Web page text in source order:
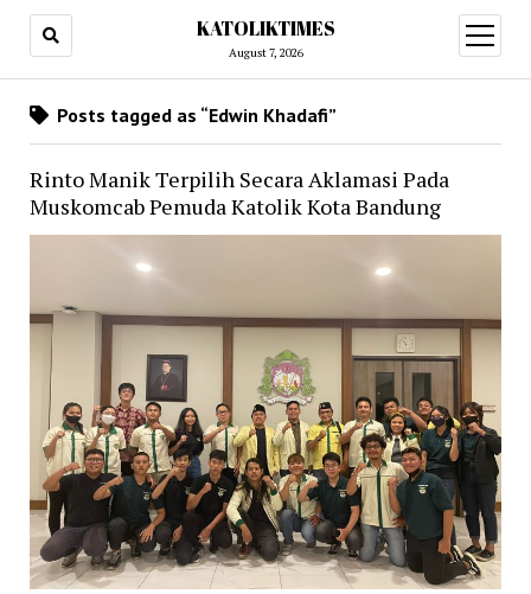
KATOLIKTIMES
August 7, 2026
open
menu
Posts tagged as “Edwin Khadafi”
Rinto Manik Terpilih Secara Aklamasi Pada
Muskomcab Pemuda Katolik Kota Bandung